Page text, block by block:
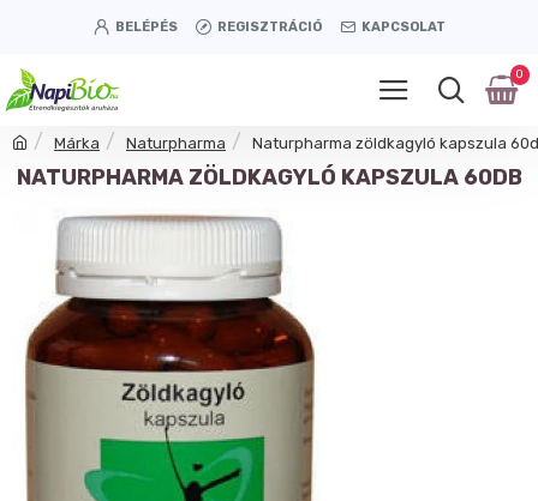
BELÉPÉS REGISZTRÁCIÓ KAPCSOLAT
0
Márka Naturpharma Naturpharma zöldkagyló kapszula
NATURPHARMA ZÖLDKAGYLÓ KAPSZULA 60DB